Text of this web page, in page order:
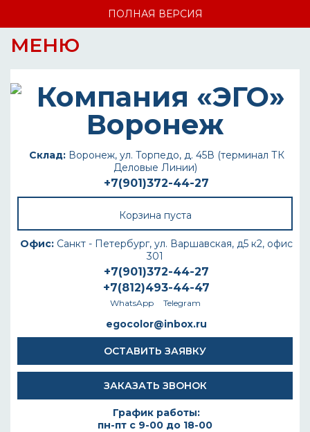
ПОЛНАЯ ВЕРСИЯ
МЕНЮ
Склад:Воронеж, ул. Торпедо, д. 45В (терминал ТК
Деловые Линии)
+7(901)372-44-27
Корзина пуста
Офис: Санкт - Петербург, ул. Варшавская, д5 к2, офис
301
+7(901)372-44-27
+7(812)493-44-47
WhatsApp Telegram
egocolor@inbox.ru
ОСТАВИТЬ ЗАЯВКУ
ЗАКАЗАТЬ ЗВОНОК
График работы:
пн-пт с 9-00 до 18-00